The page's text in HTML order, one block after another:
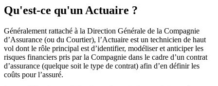
Qu'est-ce qu'un Actuaire ?
Généralement rattaché à la Direction Générale de la Compagnie
d’Assurance (ou du Courtier), l’Actuaire est un technicien de haut
vol dont le rôle principal est d’identifier, modéliser et anticiper les
risques financiers pris par la Compagnie dans le cadre d’un contrat
d’assurance (quelque soit le type de contrat) afin d’en définir les
coûts pour l’assuré.